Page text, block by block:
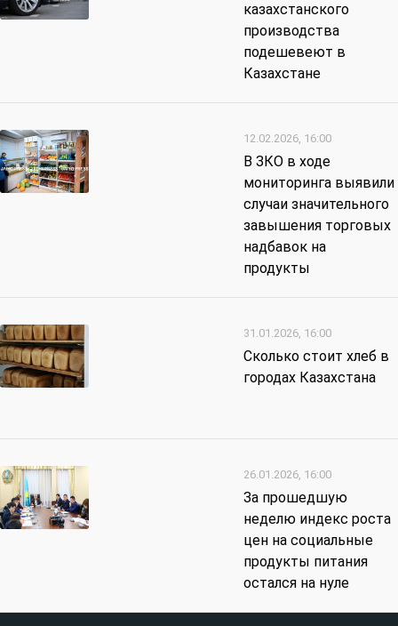
казахстанского
производства
подешевеют в
Казахстане
12.02.2026, 16:00
В ЗКО в ходе
мониторинга выявили
случаи значительного
завышения торговых
надбавок на
продукты
31.01.2026, 16:00
Сколько стоит хлеб в
городах Казахстана
26.01.2026, 16:00
За прошедшую
неделю индекс роста
цен на социальные
продукты питания
остался на нуле